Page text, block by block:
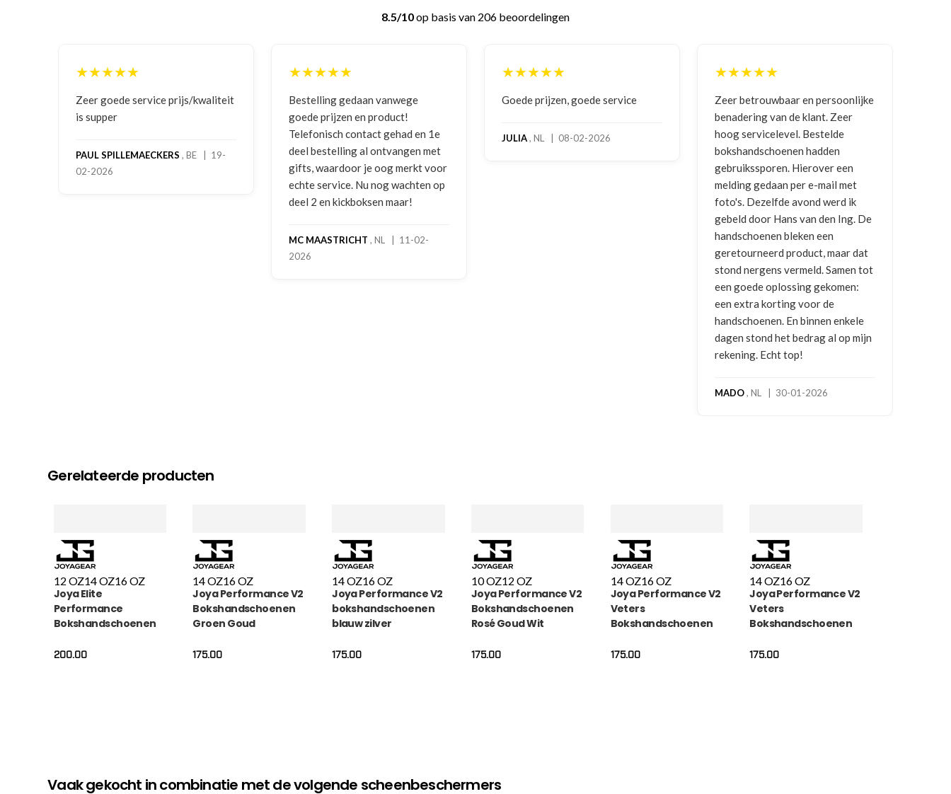
8.5/10op basis van 206 beoordelingen
prijs/kwaliteit
★★★★★
Bestelling gedaan vanwege
deel bestelling al ontvangen met
gifts, waardoor je oog merkt voor
★★★★★
Goede prijzen, goede service
JULIA, NL | 08-02-2026
★★★★★
Zeer betrouwbaar en persoonlijke
hoog servicelevel. Bestelde
stond nergens vermeld. Samen tot
★★★★★
Goede communicatie, artikel goed
ontvangen
NICO VERMUNICHT
2026
Gerelateerde producten
12 OZ14 OZ16 OZ
Joya Elite
Performance
Bokshandschoenen
200.00
14 OZ16 OZ
Joya Performance V2
Bokshandschoenen
Groen Goud
175.00
14 OZ16 OZ
Joya Performance V2
bokshandschoenen
blauw zilver
175.00
10 OZ12 OZ
Joya Performance V2
Bokshandschoenen
Rosé Goud Wit
175.00
14 OZ16 OZ
Joya Performance V2
Veters
Bokshandschoenen
175.00
14 OZ16 OZ
Joya Performance V2
Veters
Bokshandschoenen
175.00
Vaak gekocht in combinatie met de volgende scheenbeschermers